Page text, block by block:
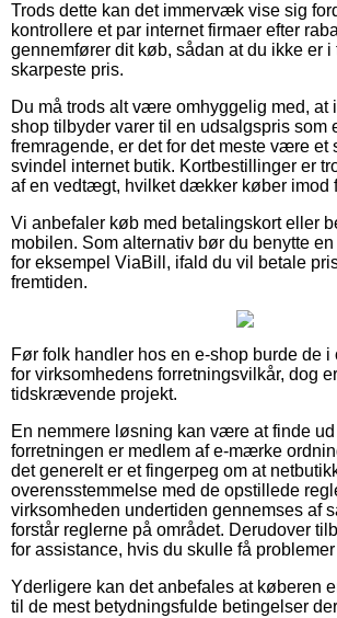
Trods dette kan det immervæk vise sig
kontrollere et par internet firmaer efter
gennemfører dit køb, sådan at du ikke er i
skarpeste pris.
Du må trods alt være omhyggelig med, at
shop tilbyder varer til en udsalgspris som
fremragende, er det for det meste være et
svindel internet butik. Kortbestillinger er
af en vedtægt, hvilket dækker køber imod
Vi anbefaler køb med betalingskort eller
mobilen. Som alternativ bør du benytte
for eksempel ViaBill, ifald du vil betale
fremtiden.
Før folk handler hos en e-shop burde de
for virksomhedens forretningsvilkår, dog
tidskrævende projekt.
En nemmere løsning kan være at finde
forretningen er medlem af e-mærke
det generelt er et fingerpeg om at
overensstemmelse med de opstillede
virksomheden undertiden gennemses af
forstår reglerne på området. Derudover
for assistance, hvis du skulle få
Yderligere kan det anbefales at køberen
til de mest betydningsfulde betingelser